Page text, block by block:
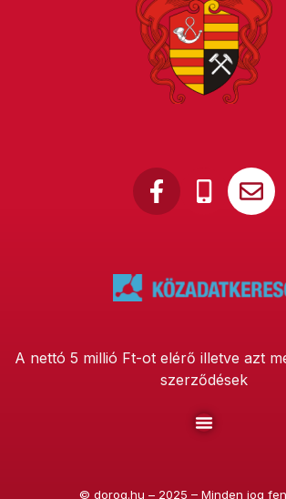
A nettó 5 millió Ft-ot elérő illetve azt
szerződések
© dorog.hu – 2025 – Minden jog